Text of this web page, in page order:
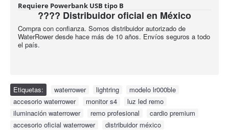
Requiere Powerbank USB tipo B
???? Distribuidor oficial en México
Compra con confianza. Somos distribuidor autorizado de
WaterRower desde hace más de 10 años. Envíos seguros a todo
el país.
Etiquetas: waterrower lightring modelo lr000ble
accesorio waterrower
monitor s4 luz led remo
iluminación waterrower
remo profesional cardio premium
accesorio oficial waterrower
distribuidor méxico